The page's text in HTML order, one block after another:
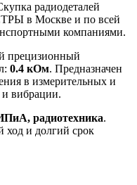
радиодеталей
в Москве и по всей
компаниями.
прецизионный
0.4 кОм. Предназначен
в измерительных и
и вибрации.
радиотехника.
ход и долгий срок